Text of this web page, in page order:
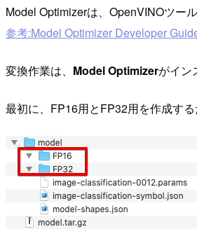
Model Optimizerは、OpenVINOツー
参考:Model Optimizer Developer
変換作業は、 Model Optimizerがイン
最初に、FP16用とFP32用を作成す